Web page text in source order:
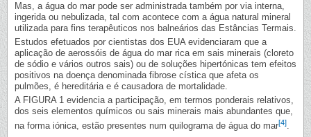
Mas, a água do mar pode ser administrada também por via interna,
ingerida ou nebulizada, tal com acontece com a água natural mineral
utilizada para fins terapêuticos nos balneários das Estâncias Termais.
Estudos efetuados por cientistas dos EUA evidenciaram que a
aplicação de aerossóis de água do mar rica em sais minerais (cloreto
de sódio e vários outros sais) ou de soluções hipertónicas tem efeitos
positivos na doença denominada fibrose cística que afeta os
pulmões, é hereditária e é causadora de mortalidade.
A FIGURA 1 evidencia a participação, em termos ponderais relativos,
dos seis elementos químicos ou sais minerais mais abundantes que,
na forma iónica, estão presentes num quilograma de água do mar[4].